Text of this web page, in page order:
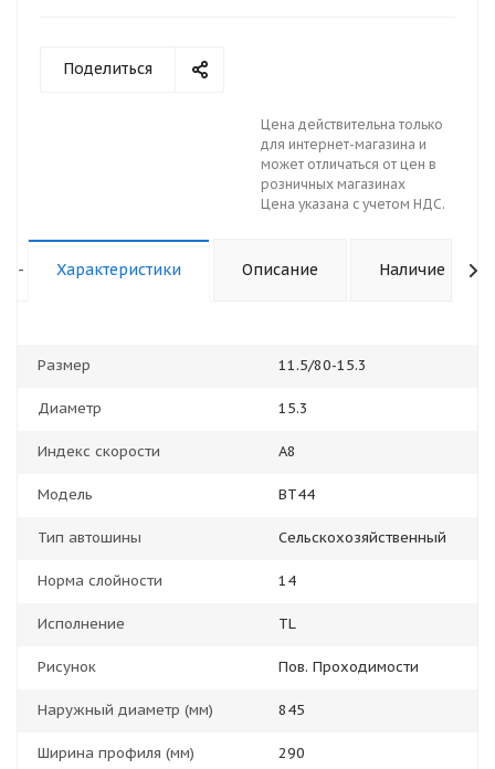
Поделиться
Цена действительна только
для интернет-магазина и
может отличаться от цен в
розничных магазинах
Цена указана с учетом НДС.
- Характеристики Описание Наличие
Размер 11.5/80-15.3
Диаметр 15.3
Индекс скорости A8
Модель BT44
Тип автошины Сельскохозяйственный
Норма слойности 14
Исполнение TL
Рисунок Пов. Проходимости
Наружный диаметр (мм) 845
Ширина профиля (мм) 290